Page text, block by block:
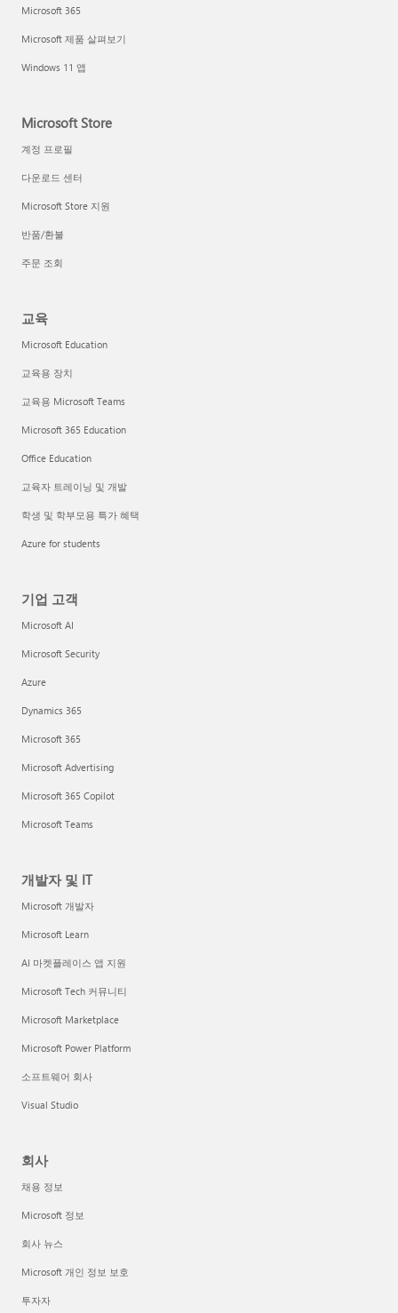
Microsoft 365
Microsoft 제품 살펴보기
Windows 11 앱
Microsoft Store
계정 프로필
다운로드 센터
Microsoft Store 지원
반품/환불
주문 조회
교육
Microsoft Education
교육용 장치
교육용 Microsoft Teams
Microsoft 365 Education
Office Education
교육자 트레이닝 및 개발
학생 및 학부모용 특가 혜택
Azure for students
기업 고객
Microsoft AI
Microsoft Security
Azure
Dynamics 365
Microsoft 365
Microsoft Advertising
Microsoft 365 Copilot
Microsoft Teams
개발자 및 IT
Microsoft 개발자
Microsoft Learn
AI 마켓플레이스 앱 지원
Microsoft Tech 커뮤니티
Microsoft Marketplace
Microsoft Power Platform
소프트웨어 회사
Visual Studio
회사
채용 정보
Microsoft 정보
회사 뉴스
Microsoft 개인 정보 보호
투자자